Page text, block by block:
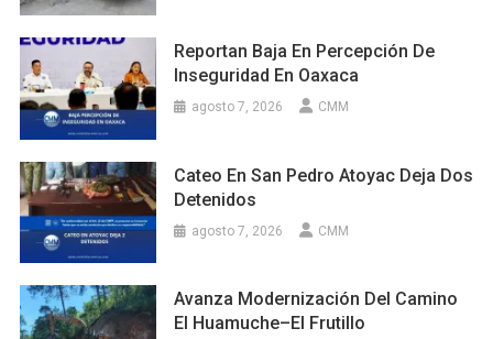
Reportan Baja En Percepción De
Inseguridad En Oaxaca
agosto 7, 2026 CMM
Cateo En San Pedro Atoyac Deja Dos
Detenidos
agosto 7, 2026 CMM
Avanza Modernización Del Camino
El Huamuche–El Frutillo